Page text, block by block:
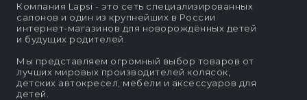
Компания Lapsi - это сеть специализированных
салонов и один из крупнейших в России
интернет-магазинов для новорождённых детей
и будущих родителей.
Мы представляем огромный выбор товаров от
лучших мировых производителей колясок,
детских автокресел, мебели и аксессуаров для
детей.